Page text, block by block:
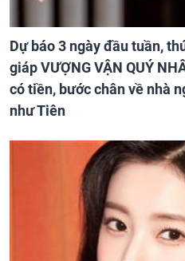
Dự báo 3 ngày đầu tuần,
giáp VƯỢNG VẬN QUÝ
có tiền, bước chân về nhà
như Tiên